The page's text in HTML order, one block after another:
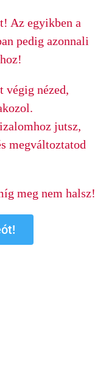
Az egyikben a
pedig azonnali
végig nézed,
jutsz,
megváltoztatod
meg nem halsz!